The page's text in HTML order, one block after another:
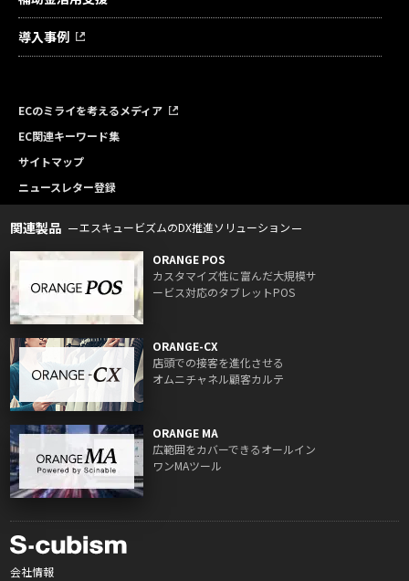
導入事例
ECのミライを考えるメディア
EC関連キーワード集
サイトマップ
ニュースレター登録
関連製品 エスキュービズムのDX推進ソリューション
ORANGE POS
カスタマイズ性に富んだ大規模サ
ービス対応のタブレットPOS
ORANGE-CX
店頭での接客を進化させる
オムニチャネル顧客カルテ
ORANGE MA
広範囲をカバーできるオールイン
ワンMAツール
会社情報